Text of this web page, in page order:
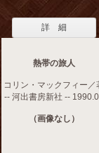
詳 細
熱帯の旅人
コリン・マックフィー／
-- 河出書房新社 --
（画像なし）